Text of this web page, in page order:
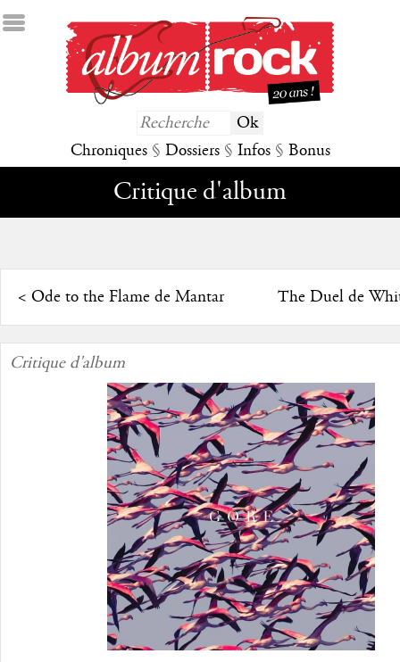
Chroniques § Dossiers § Infos § Bonus
Critique d'album
< Ode to the Flame de Mantar The Duel de
Critique d'album